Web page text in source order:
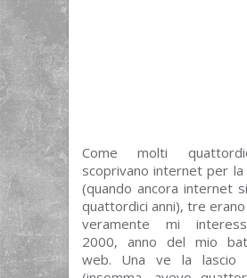
Come molti
scoprivano internet per
(quando ancora internet
quattordici anni), tre
veramente mi
2000, anno del mio
web. Una ve la lascio